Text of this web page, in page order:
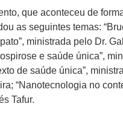
que aconteceu de
as seguintes temas:
ministrada pelo Dr.
e saúde única”,
de saúde única”,
“Nanotecnologia no
Tafur.